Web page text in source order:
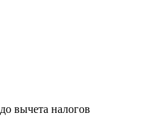
до вычета налогов